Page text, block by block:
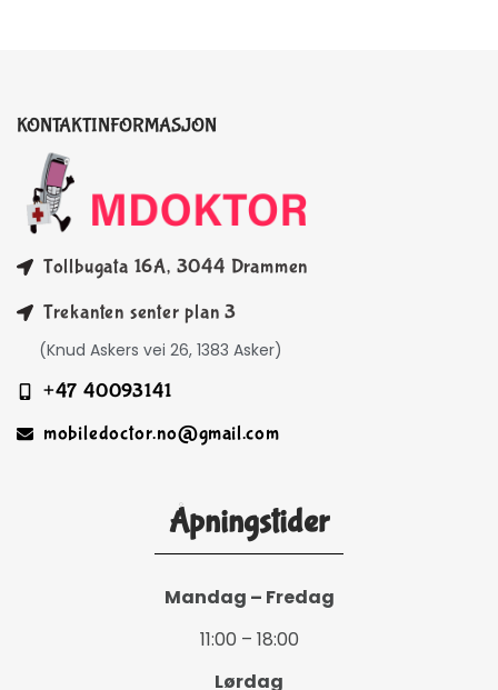
KONTAKTINFORMASJON
Tollbugata 16A, 3044 Drammen
Trekanten senter plan 3
(Knud Askers vei 26, 1383 Asker)
+47 40093141
mobiledoctor.no@gmail.com
Åpningstider
Mandag – Fredag
11:00 – 18:00
Lørdag